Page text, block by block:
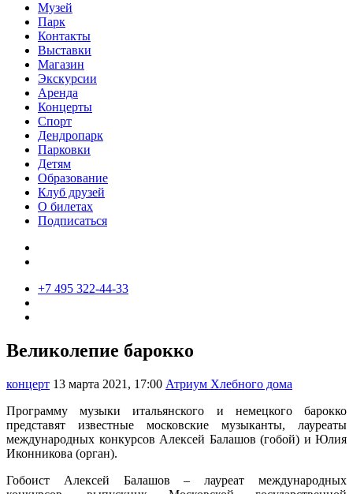
Музей
Парк
Контакты
Выставки
Магазин
Экскурсии
Аренда
Концерты
Спорт
Дендропарк
Парковки
Детям
Образование
Клуб друзей
О билетах
Подписаться
+7 495 322-44-33
Великолепие барокко
концерт 13 марта 2021, 17:00 Атриум Хлебного дома
Программу музыки итальянского и немецкого барокко
представят известные московские музыканты, лауреаты
международных конкурсов Алексей Балашов (гобой) и Юлия
Иконникова (орган).
Гобоист Алексей Балашов – лауреат международных